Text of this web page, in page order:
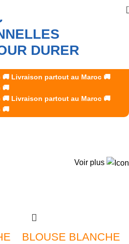
DURER
les professionnels marocains
et des EPI fiables, durables et
chaque métier.
🚚 Livraison partout au Maroc 🚚
🚚
🚚 Livraison partout au Maroc 🚚
🚚
Voir plus
BLOUSE BLANCHE